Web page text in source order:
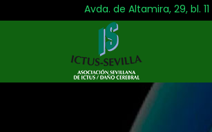
Avda. de Altamira, 29, bl.